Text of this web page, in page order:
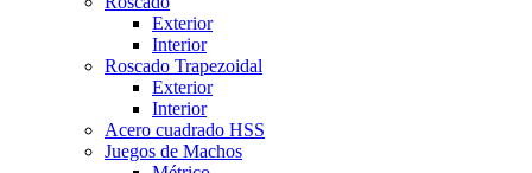
Exterior
Interior
Roscado Trapezoidal
Exterior
Interior
Acero cuadrado HSS
Juegos de Machos